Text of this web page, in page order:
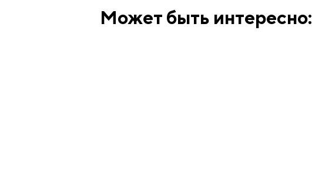
Может быть интересно: